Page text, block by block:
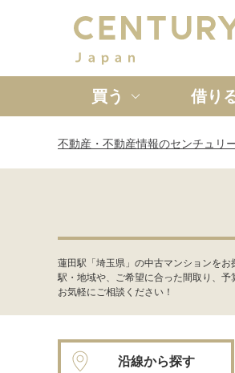
買う
新築一戸建
借り
不動産・不動産情報のセンチュリ
蓮田駅「埼玉県」の中古マンションを
駅・地域や、ご希望に合った間取り、
お気軽にご相談ください！
沿線から探す